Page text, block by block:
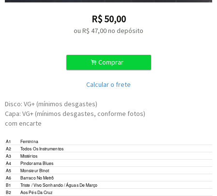
R$50,00
ou R$ 47,00no depósito
. Comprar
Calcular o frete
Disco: VG+ (mínimos desgastes)
Capa: VG+ (mínimos desgastes, conforme fotos)
com encarte
A1
Feminina
A2
Todos Os Instrumentos
A3
Mistérios
A4
Pindorama Blues
A5
Monsieur Binot
A6
Barraco No Metrô
B1
Triste / Vivo Sonhando / Águas De Março
B2
Aos Pés Da Cruz